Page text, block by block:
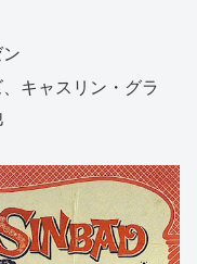
キャスリン・グラ